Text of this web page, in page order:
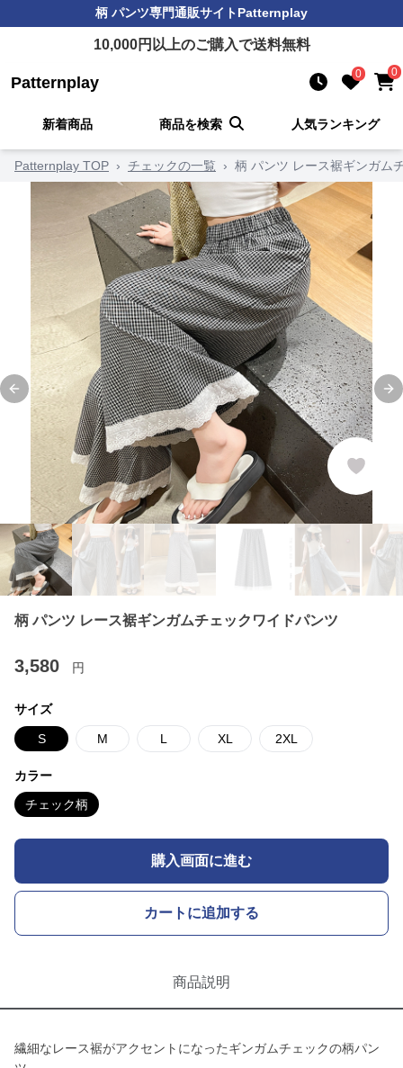
柄 パンツ専門通販サイトPatternplay
10,000円以上のご購入で送料無料
Patternplay 0 0
新着商品 商品を検索 人気ランキング
Patternplay TOP › チェックの一覧 › 柄 パンツ レース裾ギンガム
Previous slide
柄 パンツ レース裾ギンガムチェックワイドパンツ
3,580 円
サイズ
S M L XL 2XL
カラー
チェック柄
購入画面に進む
カートに追加する
商品説明
繊細なレース裾がアクセントになったギンガムチェックの柄パン